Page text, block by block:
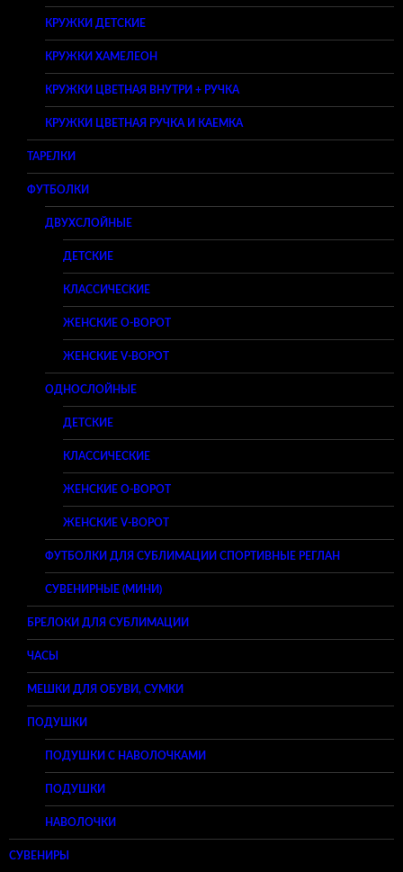
КРУЖКИ ДЕТСКИЕ
КРУЖКИ ХАМЕЛЕОН
КРУЖКИ ЦВЕТНАЯ ВНУТРИ + РУЧКА
КРУЖКИ ЦВЕТНАЯ РУЧКА И КАЕМКА
ТАРЕЛКИ
ФУТБОЛКИ
ДВУХСЛОЙНЫЕ
ДЕТСКИЕ
КЛАССИЧЕСКИЕ
ЖЕНСКИЕ O-ВОРОТ
ЖЕНСКИЕ V-ВОРОТ
ОДНОСЛОЙНЫЕ
ДЕТСКИЕ
КЛАССИЧЕСКИЕ
ЖЕНСКИЕ O-ВОРОТ
ЖЕНСКИЕ V-ВОРОТ
ФУТБОЛКИ ДЛЯ СУБЛИМАЦИИ СПОРТИВНЫЕ РЕГЛАН
СУВЕНИРНЫЕ (МИНИ)
БРЕЛОКИ ДЛЯ СУБЛИМАЦИИ
ЧАСЫ
МЕШКИ ДЛЯ ОБУВИ, СУМКИ
ПОДУШКИ
ПОДУШКИ С НАВОЛОЧКАМИ
ПОДУШКИ
НАВОЛОЧКИ
СУВЕНИРЫ